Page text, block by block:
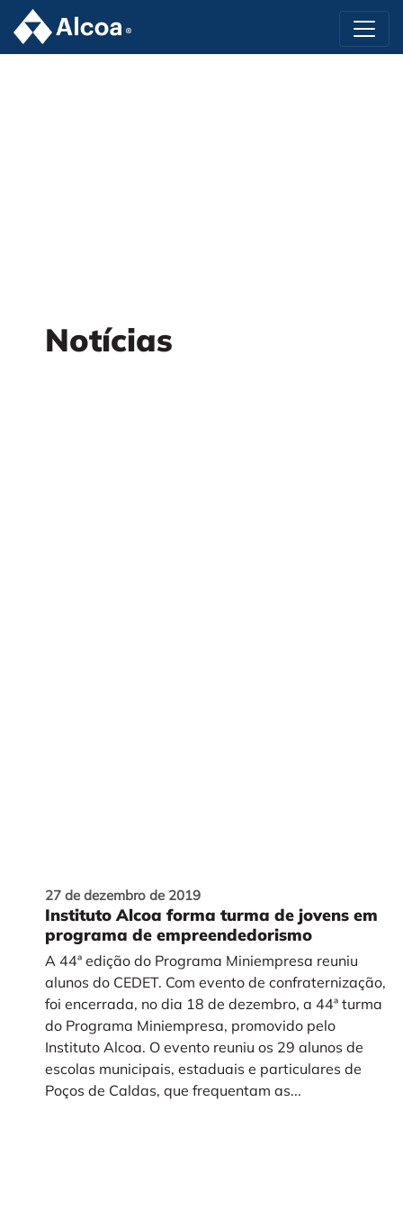
Notícias
27 de dezembro de 2019
Instituto Alcoa forma turma de jovens em
programa de empreendedorismo
A 44ª edição do Programa Miniempresa reuniu
alunos do CEDET. Com evento de confraternização,
foi encerrada, no dia 18 de dezembro, a 44ª turma
do Programa Miniempresa, promovido pelo
Instituto Alcoa. O evento reuniu os 29 alunos de
escolas municipais, estaduais e particulares de
Poços de Caldas, que frequentam as...